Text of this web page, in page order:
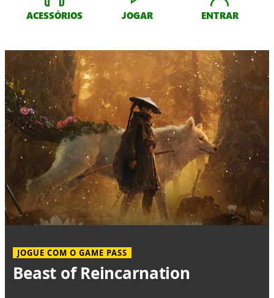
ACESSÓRIOS JOGAR ENTRAR
JOGUE COM O GAME PASS
Beast of Reincarnation